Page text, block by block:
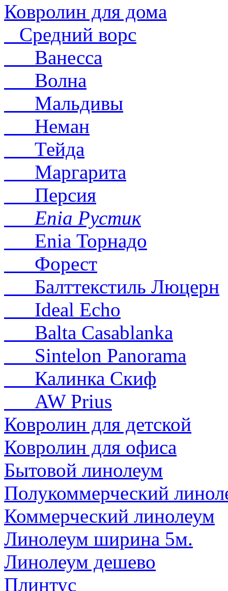
Ковролин для дома
Средний ворс
Ванесса
Волна
Мальдивы
Неман
Тейда
Маргарита
Персия
Enia Рустик
Enia Торнадо
Форест
Балттекстиль Люцерн
Ideal Echo
Balta Casablanka
Sintelon Panorama
Калинка Скиф
AW Prius
Ковролин для детской
Ковролин для офиса
Бытовой линолеум
Полукоммерческий
Коммерческий линолеум
Линолеум ширина 5м.
Линолеум дешево
Плинтус